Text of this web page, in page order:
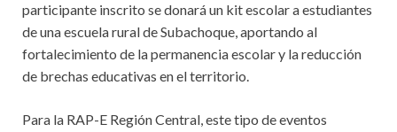
participante inscrito se donará un kit escolar a estudiantes
de una escuela rural de Subachoque, aportando al
fortalecimiento de la permanencia escolar y la reducción
de brechas educativas en el territorio.
Para la RAP-E Región Central, este tipo de eventos